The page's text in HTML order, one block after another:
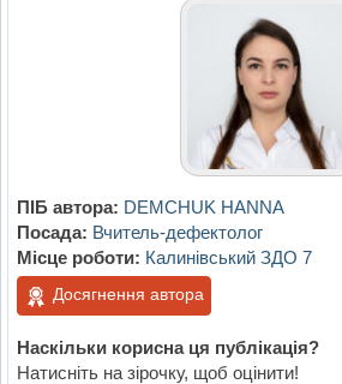
ПІБ автора: DEMCHUK HANNA
Посада: Вчитель-дефектолог
Місце роботи: Калинівський ЗДО 7
Досягнення автора
Наскільки корисна ця публікація?
Натисніть на зірочку, щоб оцінити!